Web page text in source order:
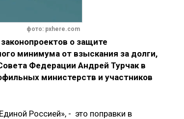
фото: pxhere.com
о защите
минимума от взыскания за долги,
Федерации Андрей Турчак в
министерств и участников
Россией», - это поправки в